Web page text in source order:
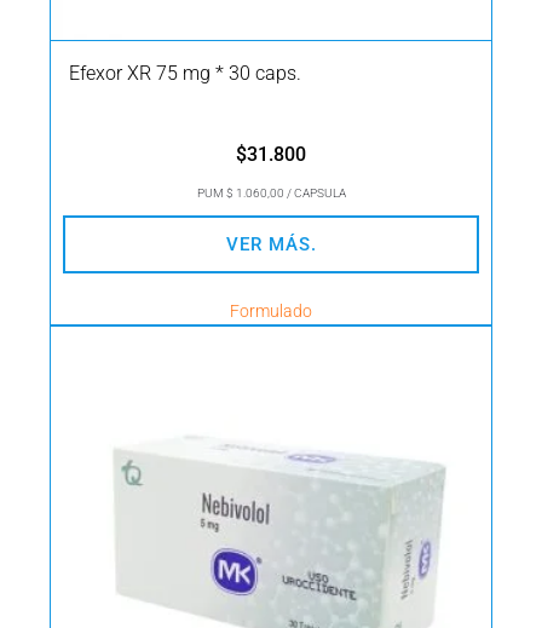
Efexor XR 75 mg * 30 caps.
$31.800
PUM $ 1.060,00 / CAPSULA
VER MÁS.
Formulado